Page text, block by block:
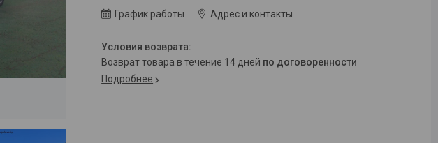
График работы Адрес и контакты
возврат товара в течение 14 дней по договоренности
Подробнее